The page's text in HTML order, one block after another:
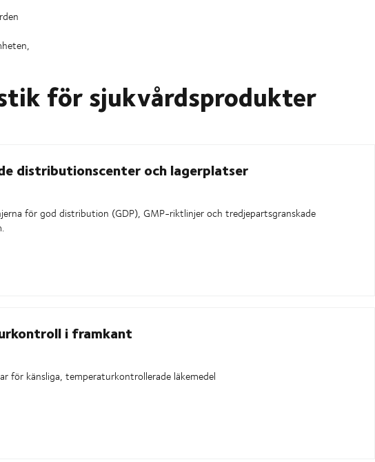
för sjukvårdsprodukter
distributionscenter och lagerplatser
för god distribution (GDP), GMP-riktlinjer och tredjepartsgranskade
i framkant
för känsliga, temperaturkontrollerade läkemedel